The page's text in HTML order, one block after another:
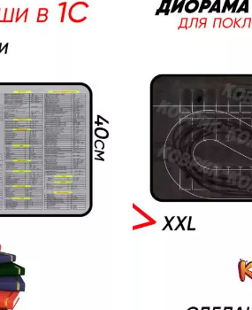
CHERVONNYI
Транспорт
Космос